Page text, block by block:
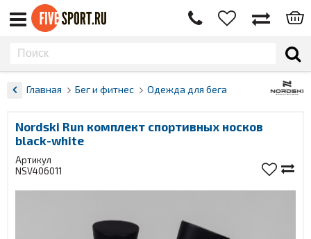
Главная Бег и фитнес Одежда для бега
Nordski Run комплект спортивных носков
black-white
Артикул
NSV406011